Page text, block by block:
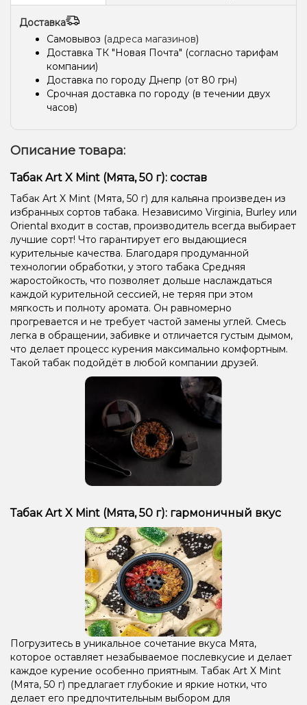
Доставка
Самовывоз (адреса магазинов)
Доставка ТК "Новая Почта" (согласно тарифам
компании)
Доставка по городу Днепр (от 80 грн)
Срочная доставка по городу (в течении двух
часов)
Описание товара:
Табак Art X Mint (Мята, 50 г): состав
Табак Art X Mint (Мята, 50 г) для кальяна произведен из
избранных сортов табака. Независимо Virginia, Burley или
Oriental входит в состав, производитель всегда выбирает
лучшие сорт! Что гарантирует его выдающиеся
курительные качества. Благодаря продуманной
технологии обработки, у этого табака Средняя
жаростойкость, что позволяет дольше наслаждаться
каждой курительной сессией, не теряя при этом
мягкость и полноту аромата. Он равномерно
прогревается и не требует частой замены углей. Смесь
легка в обращении, забивке и отличается густым дымом,
что делает процесс курения максимально комфортным.
Такой табак подойдёт в любой компании друзей.
Табак Art X Mint (Мята, 50 г): гармоничный вкус
Погрузитесь в уникальное сочетание вкуса Мята,
которое оставляет незабываемое послевкусие и делает
каждое курение особенно приятным. Табак Art X Mint
(Мята, 50 г) предлагает глубокие и яркие нотки, что
делает его предпочтительным выбором для